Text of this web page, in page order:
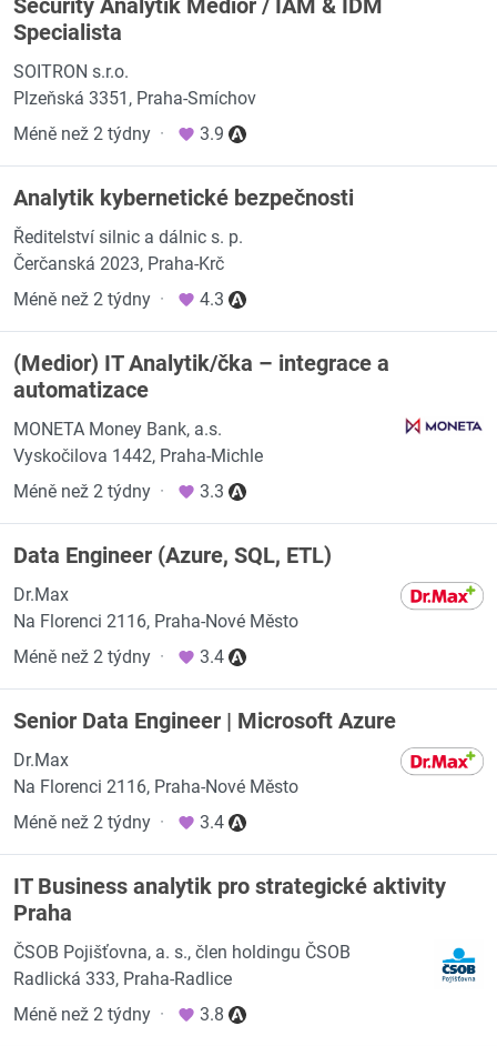
Security Analytik Medior / IAM & IDM
Specialista
SOITRON s.r.o.
Plzeňská 3351, Praha-Smíchov
Méně než 2 týdny · 3.9
Analytik kybernetické bezpečnosti
Ředitelství silnic a dálnic s. p.
Čerčanská 2023, Praha-Krč
Méně než 2 týdny · 4.3
(Medior) IT Analytik/čka – integrace a
automatizace
MONETA Money Bank, a.s.
Vyskočilova 1442, Praha-Michle
Méně než 2 týdny · 3.3
Data Engineer (Azure, SQL, ETL)
Dr.Max
Na Florenci 2116, Praha-Nové Město
Méně než 2 týdny · 3.4
Senior Data Engineer | Microsoft Azure
Dr.Max
Na Florenci 2116, Praha-Nové Město
Méně než 2 týdny · 3.4
IT Business analytik pro strategické aktivity
Praha
ČSOB Pojišťovna, a. s., člen holdingu ČSOB
Radlická 333, Praha-Radlice
Méně než 2 týdny · 3.8